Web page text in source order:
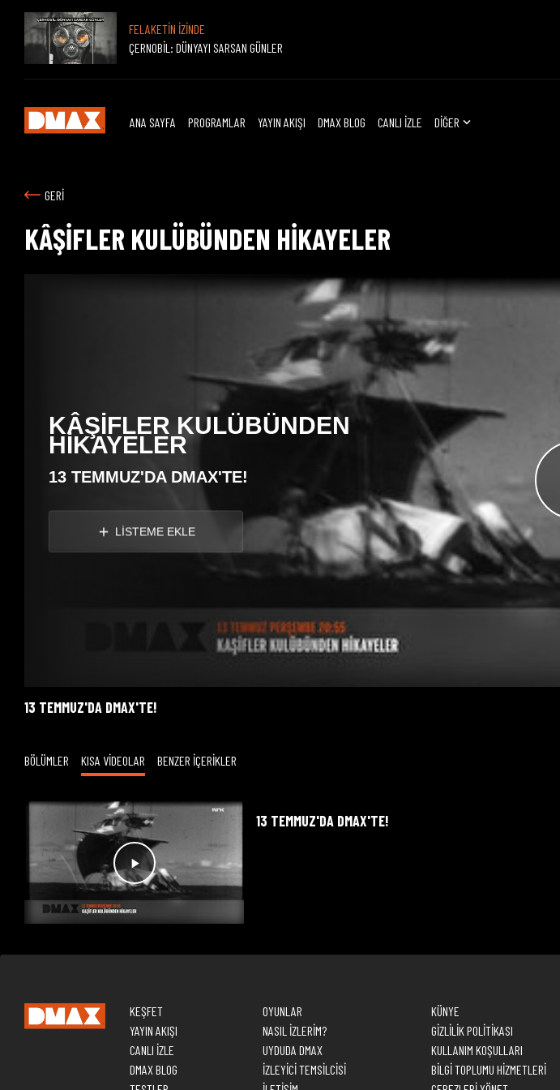
FELAKETİN İZİNDE
ÇERNOBİL: DÜNYAYI SARSAN GÜNLER
ANA SAYFA PROGRAMLAR YAYIN AKIŞI DMAX BLOG CANLI İZLE DİĞER
GERİ
KÂŞİFLER KULÜBÜNDEN HİKAYELER
KÂŞİFLER KULÜBÜNDEN
HİKAYELER
13 TEMMUZ'DA DMAX'TE!
LİSTEME EKLE
13 TEMMUZ'DA DMAX'TE!
BÖLÜMLER KISA VİDEOLAR BENZER İÇERİKLER
13 TEMMUZ'DA DMAX'TE!
KEŞFET
YAYIN AKIŞI
CANLI İZLE
DMAX BLOG
OYUNLAR
NASIL İZLERİM?
UYDUDA DMAX
İZLEYİCİ TEMSİLCİSİ
KÜNYE
GİZLİLİK POLİTİKASI
KULLANIM KOŞULLARI
BİLGİ TOPLUMU HİZMETLERİ